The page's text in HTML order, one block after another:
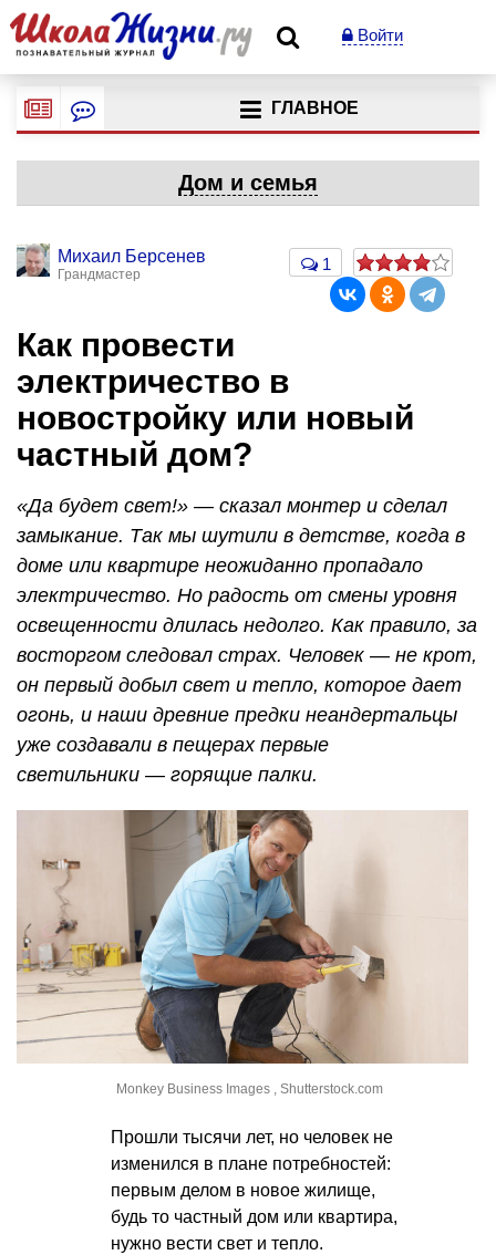
Войти
ГЛАВНОЕ
Дом и семья
Михаил Берсенев
Грандмастер
1
Как провести
электричество в
новостройку или новый
частный дом?
«Да будет свет!» — сказал монтер и сделал
замыкание. Так мы шутили в детстве, когда в
доме или квартире неожиданно пропадало
электричество. Но радость от смены уровня
освещенности длилась недолго. Как правило, за
восторгом следовал страх. Человек — не крот,
он первый добыл свет и тепло, которое дает
огонь, и наши древние предки неандертальцы
уже создавали в пещерах первые
светильники — горящие палки.
Monkey Business Images , Shutterstock.com
Прошли тысячи лет, но человек не
изменился в плане потребностей:
первым делом в новое жилище,
будь то частный дом или квартира,
нужно вести свет и тепло.